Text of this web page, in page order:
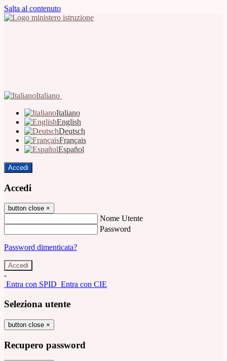
Salta al contenuto
Italiano
Italiano
English
Deutsch
Français
Español
Accedi
Accedi
button close ×
Nome Utente
Password
Password dimenticata?
-
Entra con SPID Entra con CIE
Seleziona utente
button close ×
Recupero password